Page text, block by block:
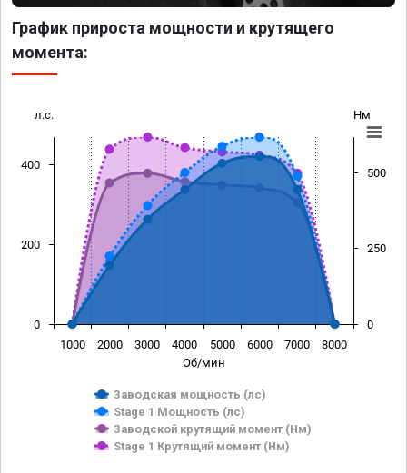
График прироста мощности и крутящего
момента:
Об/мин
л.с. Нм
Заводская мощность (лс)
Stage 1 Мощность (лс)
Заводской крутящий момент (Нм)
Stage 1 Крутящий момент (Нм)
1000 2000 3000 4000 5000 6000 7000 8000
0
200
400
0
250
500